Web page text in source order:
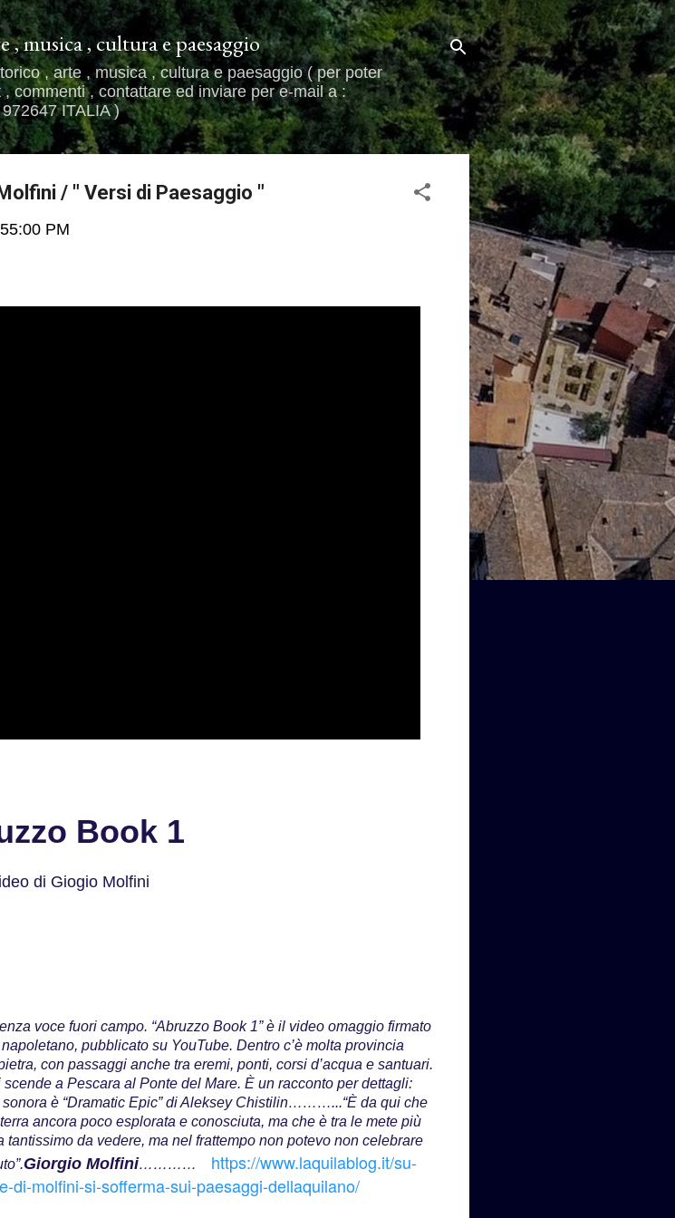
ai contenuti principali
musica , cultura e paesaggio
, arte , musica , cultura e paesaggio ( per poter
commenti , contattare ed inviare per e-mail a :
ITALIA )
/ " Versi di Paesaggio "
PM
Book 1
di Giogio Molfini
voce fuori campo. “Abruzzo Book 1” è il video omaggio firmato
pubblicato su YouTube. Dentro c’è molta provincia
con passaggi anche tra eremi, ponti, corsi d’acqua e santuari.
a Pescara al Ponte del Mare. È un racconto per dettagli:
è “Dramatic Epic” di Aleksey Chistilin………...“È da qui che
ancora poco esplorata e conosciuta, ma che è tra le mete più
tantissimo da vedere, ma nel frattempo non potevo non celebrare
Giorgio Molfini…………
https://www.laquilablog.it/su-
di-molfini-si-sofferma-sui-paesaggi-dellaquilano/